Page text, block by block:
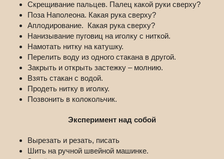
Скрещивание пальцев. Палец какой руки сверху?
Поза Наполеона. Какая рука сверху?
Аплодирование. Какая рука сверху?
Нанизывание пуговиц на иголку с ниткой.
Намотать нитку на катушку.
Перелить воду из одного стакана в другой.
Закрыть и открыть застежку – молнию.
Взять стакан с водой.
Продеть нитку в иголку.
Позвонить в колокольчик.
Эксперимент над собой
Вырезать и резать, писать
Шить на ручной швейной машинке.